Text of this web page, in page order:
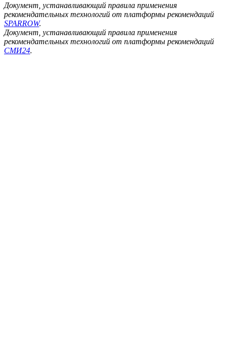
Документ, устанавливающий правила применения
рекомендательных технологий от платформы рекомендаций
SPARROW.
Документ, устанавливающий правила применения
рекомендательных технологий от платформы рекомендаций
СМИ24.